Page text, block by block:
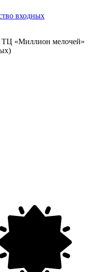
входных
«Миллион мелочей»